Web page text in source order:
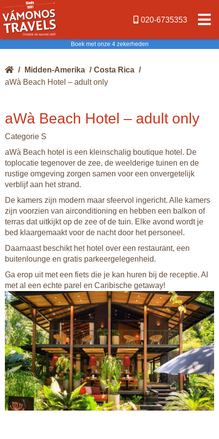
020-6735353
Boek met onze 4 zekerheden
/ Midden-Amerika / Costa Rica /
aWà Beach Hotel – adult only
aWà Beach Hotel – adult only
Categorie S
aWà Beach hotel is een kleinschalig boutique hotel. De
toplocatie tegenover de zee, de weelderige tuinen en de
rustige omgeving zorgen samen voor een onvergetelijk
verblijf aan het strand.
De kamers zijn modern maar sfeervol ingericht. Alle kamers
zijn voorzien van airconditioning en hebben een balkon of
terras dat uitkijkt op de zee of de tuin. Elke avond wordt je
bed klaargemaakt voor de nacht door het personeel.
Daarnaast beschikt het hotel over een restaurant, een
buitenlounge en gratis parkeergelegenheid.
Ga erop uit met een fiets die je kan huren bij de receptie. Al
met al een echte parel en Caribische getaway!